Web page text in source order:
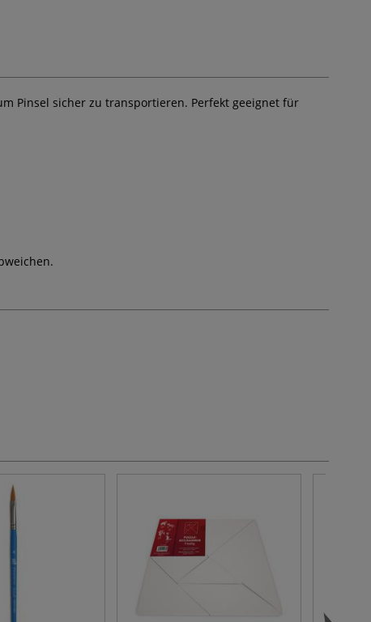
Pinsel sicher zu transportieren. Perfekt geeignet für